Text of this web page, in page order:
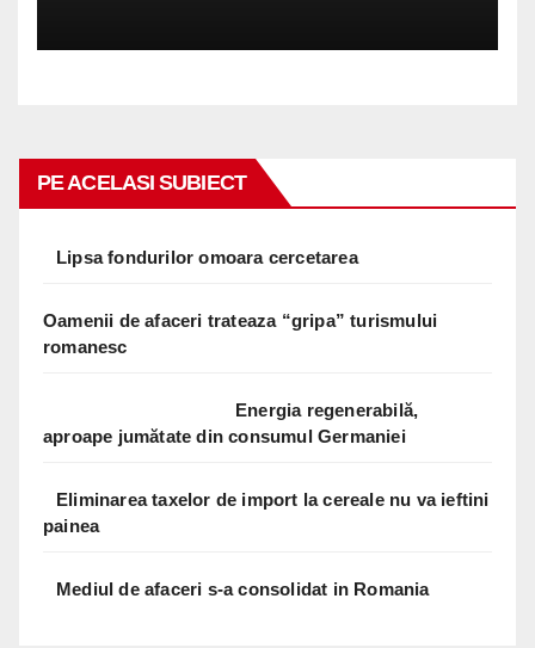
PE ACELASI SUBIECT
Lipsa fondurilor omoara cercetarea
Oamenii de afaceri trateaza “gripa” turismului
romanesc
Energia regenerabilă,
aproape jumătate din consumul Germaniei
Eliminarea taxelor de import la cereale nu va ieftini
painea
Mediul de afaceri s-a consolidat in Romania